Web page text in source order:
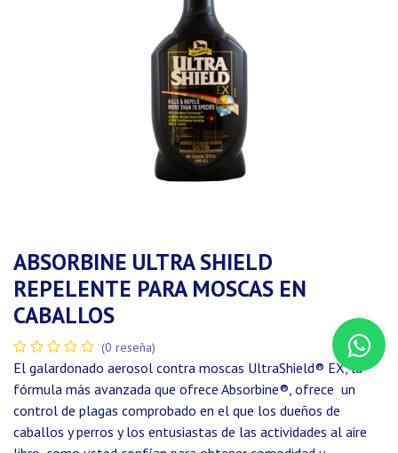
ABSORBINE ULTRA SHIELD
REPELENTE PARA MOSCAS EN
CABALLOS
(0 reseña)
El galardonado aerosol contra moscas UltraShield® EX, la
fórmula más avanzada que ofrece Absorbine®, ofrece un
control de plagas comprobado en el que los dueños de
caballos y perros y los entusiastas de las actividades al aire